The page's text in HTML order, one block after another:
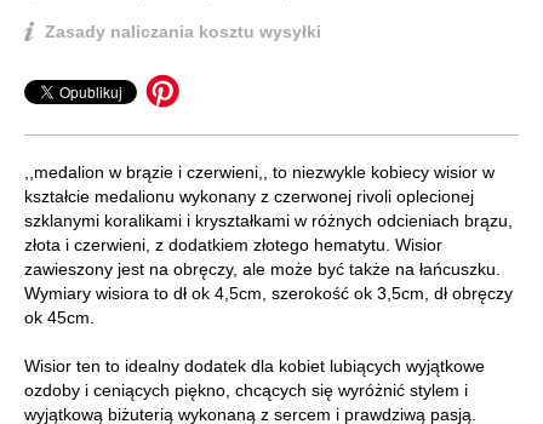
Zasady naliczania kosztu wysyłki
,,medalion w brązie i czerwieni,, to niezwykle kobiecy wisior w
kształcie medalionu wykonany z czerwonej rivoli oplecionej
szklanymi koralikami i kryształkami w różnych odcieniach brązu,
złota i czerwieni, z dodatkiem złotego hematytu. Wisior
zawieszony jest na obręczy, ale może być także na łańcuszku.
Wymiary wisiora to dł ok 4,5cm, szerokość ok 3,5cm, dł obręczy
ok 45cm.
Wisior ten to idealny dodatek dla kobiet lubiących wyjątkowe
ozdoby i ceniących piękno, chcących się wyróżnić stylem i
wyjątkową biżuterią wykonaną z sercem i prawdziwą pasją.